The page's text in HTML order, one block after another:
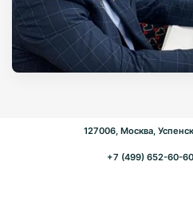
127006, Москва,
+7 (499) 652-60-60